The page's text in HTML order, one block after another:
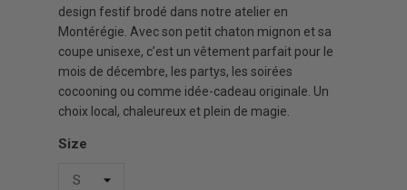
design festif brodé dans notre atelier en
Montérégie. Avec son petit chaton mignon et sa
coupe unisexe, c’est un vêtement parfait pour le
mois de décembre, les partys, les soirées
cocooning ou comme idée-cadeau originale. Un
choix local, chaleureux et plein de magie.
Size